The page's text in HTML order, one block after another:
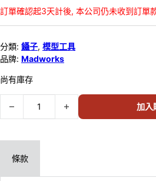
訂單確認起3天計後, 本公司仍未收到訂單
分類: 鑷子, 模型工具
品牌: Madworks
尚有庫存
MADWORKS 鷹嘴彎刃型模型用精密鑷子
加入
條款